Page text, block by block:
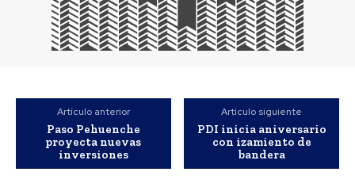
Artículo anterior
Paso Pehuenche
proyecta nuevas
inversiones
Artículo siguiente
PDI inicia aniversario
con izamiento de
bandera